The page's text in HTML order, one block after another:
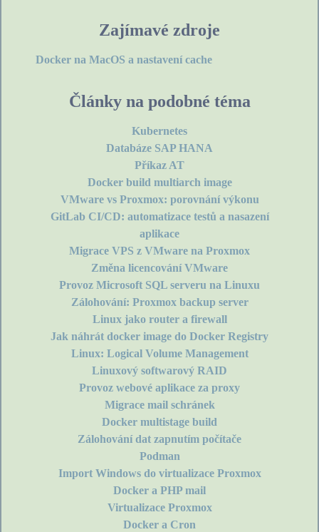
Zajímavé zdroje
Docker na MacOS a nastavení cache
Články na podobné téma
Kubernetes
Databáze SAP HANA
Příkaz AT
Docker build multiarch image
VMware vs Proxmox: porovnání výkonu
GitLab CI/CD: automatizace testů a nasazení
aplikace
Migrace VPS z VMware na Proxmox
Změna licencování VMware
Provoz Microsoft SQL serveru na Linuxu
Zálohování: Proxmox backup server
Linux jako router a firewall
Jak náhrát docker image do Docker Registry
Linux: Logical Volume Management
Linuxový softwarový RAID
Provoz webové aplikace za proxy
Migrace mail schránek
Docker multistage build
Zálohování dat zapnutím počítače
Podman
Import Windows do virtualizace Proxmox
Docker a PHP mail
Virtualizace Proxmox
Docker a Cron